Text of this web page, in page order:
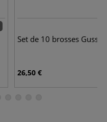
Set de 10 brosses
26,50 €